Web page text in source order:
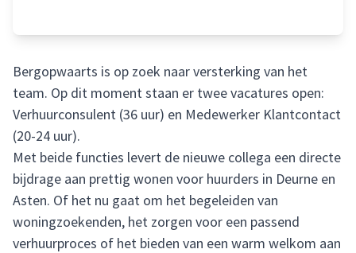
Bergopwaarts is op zoek naar versterking van het
team. Op dit moment staan er twee vacatures open:
Verhuurconsulent (36 uur) en Medewerker Klantcontact
(20-24 uur).
Met beide functies levert de nieuwe collega een directe
bijdrage aan prettig wonen voor huurders in Deurne en
Asten. Of het nu gaat om het begeleiden van
woningzoekenden, het zorgen voor een passend
verhuurproces of het bieden van een warm welkom aan